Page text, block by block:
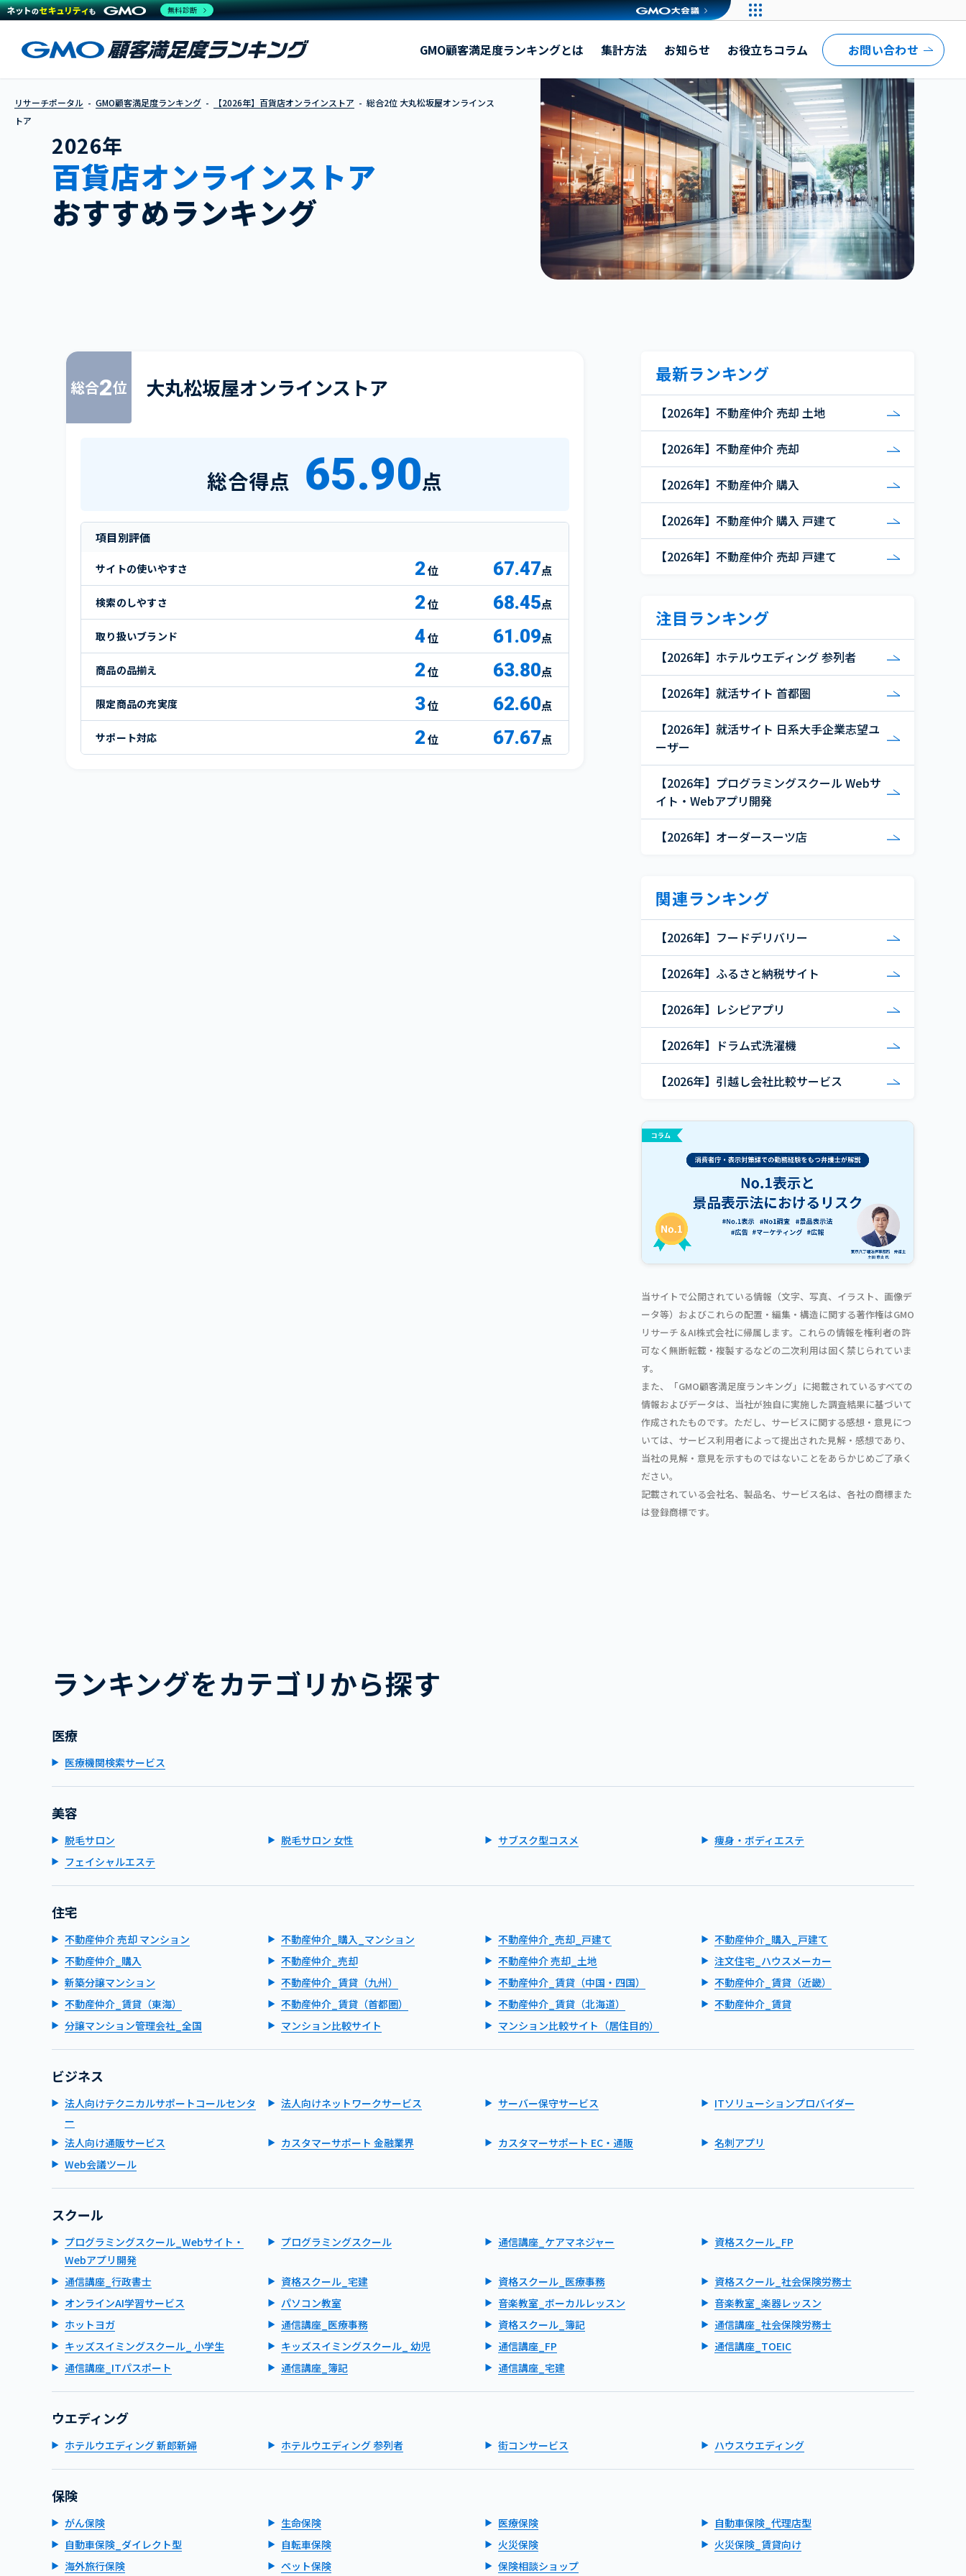
大丸松坂屋オンラインストアGMO顧客満足度ランキングとは 集計方法 お知らせ お役立ちコラム お問い合わせ
リサーチポータル GMO顧客満足度ランキング 【2026年】百貨店オンラインストア
総合2位 大丸松坂屋オンラインス
トア
2026年
百貨店オンラインストア
おすすめランキング
総合2位 大丸松坂屋オンラインストア
総合得点 65.90点
項目別評価
サイトの使いやすさ 2 67.47点
検索のしやすさ 2 68.45点
取り扱いブランド 4 61.09点
商品の品揃え 2 63.80点
限定商品の充実度 3 62.60点
サポート対応 2 67.67点
最新ランキング
【2026年】不動産仲介 売却 土地
【2026年】不動産仲介 売却
【2026年】不動産仲介 購入
【2026年】不動産仲介 購入 戸建て
【2026年】不動産仲介 売却 戸建て
注目ランキング
【2026年】ホテルウエディング 参列者
【2026年】就活サイト 首都圏
【2026年】就活サイト 日系大手企業志望ユ
ーザー
【2026年】プログラミングスクール Webサ
イト・Webアプリ開発
【2026年】オーダースーツ店
関連ランキング
【2026年】フードデリバリー
【2026年】ふるさと納税サイト
【2026年】レシピアプリ
【2026年】ドラム式洗濯機
【2026年】引越し会社比較サービス
当サイトで公開されている情報（文字、写真、イラスト、画像デ
ータ等）およびこれらの配置・編集・構造に関する著作権はGMO
リサーチ＆AI株式会社に帰属します。これらの情報を権利者の許
可なく無断転載・複製するなどの二次利用は固く禁じられていま
す。
また、「GMO顧客満足度ランキング」に掲載されているすべての
情報およびデータは、当社が独自に実施した調査結果に基づいて
作成されたものです。ただし、サービスに関する感想・意見につ
いては、サービス利用者によって提出された見解・感想であり、
当社の見解・意見を示すものではないことをあらかじめご了承く
ださい。
記載されている会社名、製品名、サービス名は、各社の商標また
は登録商標です。
ランキングをカテゴリから探す
医療
医療機関検索サービス
美容
脱毛サロン 脱毛サロン 女性 サブスク型コスメ
痩身・ボディエステ
フェイシャルエステ
住宅
不動産仲介 売却 マンション 不動産仲介_購入_マンション 不動産仲介_売却_戸建て
不動産仲介_購入_戸建て
不動産仲介_購入
不動産仲介_売却 不動産仲介 売却_土地
注文住宅_ハウスメーカー
新築分譲マンション
不動産仲介_賃貸（九州） 不動産仲介_賃貸（中国・四国）
不動産仲介_賃貸（近畿）
不動産仲介_賃貸（東海）
不動産仲介_賃貸（首都圏） 不動産仲介_賃貸（北海道）
不動産仲介_賃貸
分譲マンション管理会社_全国
マンション比較サイト マンション比較サイト（居住目的）
ビジネス
法人向けテクニカルサポートコールセンタ
ー
法人向けネットワークサービス サーバー保守サービス ITソリューションプロバイダー
法人向け通販サービス カスタマーサポート 金融業界 カスタマーサポート EC・通販
名刺アプリ
Web会議ツール
スクール
プログラミングスクール_Webサイト・
Webアプリ開発
プログラミングスクール 通信講座_ケアマネジャー 資格スクール_FP
通信講座_行政書士 資格スクール_宅建 資格スクール_医療事務
資格スクール_社会保険労務士
オンラインAI学習サービス
パソコン教室 音楽教室_ボーカルレッスン
音楽教室_楽器レッスン
ホットヨガ
通信講座_医療事務 資格スクール_簿記
通信講座_社会保険労務士
キッズスイミングスクール_ 小学生
キッズスイミングスクール_ 幼児 通信講座_FP
通信講座_TOEIC
通信講座_ITパスポート
通信講座_簿記 通信講座_宅建
ウエディング
ホテルウエディング 新郎新婦 ホテルウエディング 参列者 街コンサービス ハウスウエディング
保険
がん保険 生命保険 医療保険
自動車保険_代理店型
自動車保険_ダイレクト型
自転車保険 火災保険
火災保険_賃貸向け
海外旅行保険
ペット保険 保険相談ショップ
無料診断